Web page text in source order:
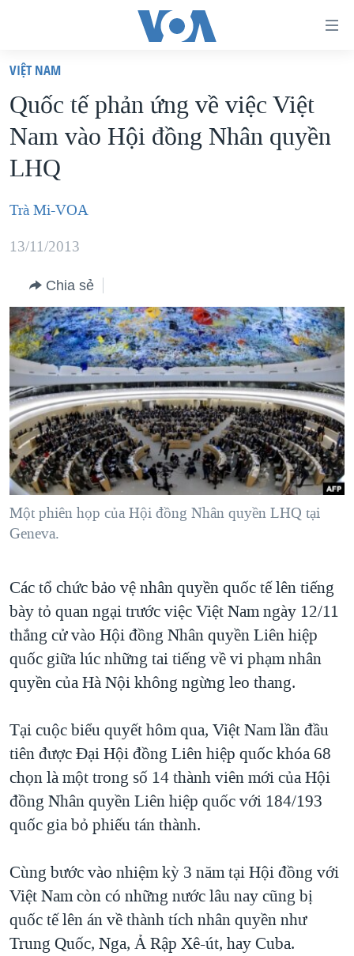
truy
cập
Tới
nội
chính
điều
hướng
chính
Đi
tới
"Tìm"
VIỆT NAM
HOA KỲ
BIỂN ĐÔNG
THẾ GIỚI
DIỄN ĐÀN
MỤC
TỰ DO BÁO CHÍ
VẠCH TRẦN TIN GIẢ
NGƯỜI VIỆT HẢI NGOẠI
ĐỜI SỐNG
KINH TẾ
KHOA HỌC
SỨC KHOẺ
VĂN HOÁ
THỂ THAO
CHUYÊN ĐỀ
CHIẾN TRANH THƯƠNG MẠI CỦA MỸ: QUÁ KHỨ VÀ HIỆN
TẠI
HÀNH TRÌNH BẦU CỬ 2024
MỘT NĂM CHIẾN TRANH TẠI DẢI GAZA
GIẢI MÃ VÀNH ĐAI & CON ĐƯỜNG
NGÀY TỊ NẠN THẾ GIỚI
GROUND ZERO – XƯA VÀ NAY
CÁC GIÁ TRỊ CỘNG HÒA Ở VIỆT NAM
THƯỢNG ĐỈNH TRUMP-KIM TẠI VIỆT NAM
TRỊNH VĨNH BÌNH VS. CHÍNH PHỦ VIỆT NAM
NGƯ DÂN VIỆT VÀ LÀN SÓNG TRỘM HẢI SÂM
QUAN HỆ VIỆT MỸ
HỌC TIẾNG ANH
VIDEO
NGHE
MẠNG XÃ HỘI
Ngôn ngữ khác
VIỆT NAM
Quốc tế phản ứng về việc Việt
Nam vào Hội đồng Nhân quyền
LHQ
Trà Mi-VOA
13/11/2013
Chia sẻ
Một phiên họp của Hội đồng Nhân quyền LHQ tại
Geneva.
Các tổ chức bảo vệ nhân quyền quốc tế lên tiếng
bày tỏ quan ngại trước việc Việt Nam ngày 12/11
thắng cử vào Hội đồng Nhân quyền Liên hiệp
quốc giữa lúc những tai tiếng về vi phạm nhân
quyền của Hà Nội không ngừng leo thang.
Tại cuộc biểu quyết hôm qua, Việt Nam lần đầu
tiên được Đại Hội đồng Liên hiệp quốc khóa 68
chọn là một trong số 14 thành viên mới của Hội
đồng Nhân quyền Liên hiệp quốc với 184/193
quốc gia bỏ phiếu tán thành.
Cùng bước vào nhiệm kỳ 3 năm tại Hội đồng với
Việt Nam còn có những nước lâu nay cũng bị
quốc tế lên án về thành tích nhân quyền như
Trung Quốc, Nga, Ả Rập Xê-út, hay Cuba.